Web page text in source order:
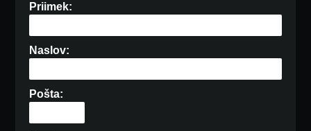
Priimek:
Naslov:
Pošta: